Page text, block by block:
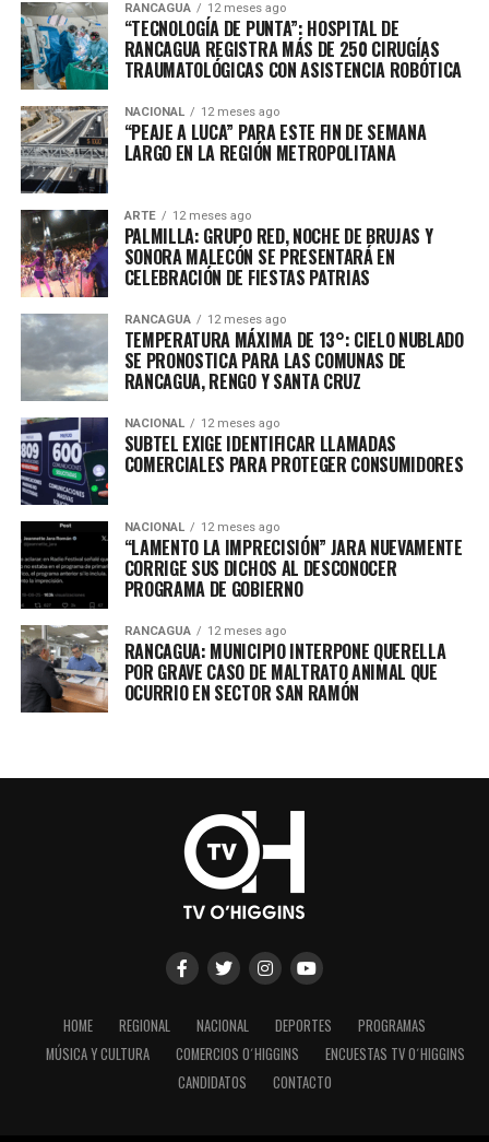
RANCAGUA 12 meses ago
“TECNOLOGÍA DE PUNTA”: HOSPITAL DE
RANCAGUA REGISTRA MÁS DE 250 CIRUGÍAS
TRAUMATOLÓGICAS CON ASISTENCIA ROBÓTICA
NACIONAL 12 meses ago
“PEAJE A LUCA” PARA ESTE FIN DE SEMANA
LARGO EN LA REGIÓN METROPOLITANA
ARTE 12 meses ago
PALMILLA: GRUPO RED, NOCHE DE BRUJAS Y
SONORA MALECÓN SE PRESENTARÁ EN
CELEBRACIÓN DE FIESTAS PATRIAS
RANCAGUA 12 meses ago
TEMPERATURA MÁXIMA DE 13°: CIELO NUBLADO
SE PRONOSTICA PARA LAS COMUNAS DE
RANCAGUA, RENGO Y SANTA CRUZ
NACIONAL 12 meses ago
SUBTEL EXIGE IDENTIFICAR LLAMADAS
COMERCIALES PARA PROTEGER CONSUMIDORES
NACIONAL 12 meses ago
“LAMENTO LA IMPRECISIÓN” JARA NUEVAMENTE
CORRIGE SUS DICHOS AL DESCONOCER
PROGRAMA DE GOBIERNO
RANCAGUA 12 meses ago
RANCAGUA: MUNICIPIO INTERPONE QUERELLA
POR GRAVE CASO DE MALTRATO ANIMAL QUE
OCURRIO EN SECTOR SAN RAMÓN
HOME REGIONAL NACIONAL DEPORTES
PROGRAMAS
MÚSICA Y CULTURA
COMERCIOS O´HIGGINS
ENCUESTAS TV O´HIGGINS
CANDIDATOS
CONTACTO